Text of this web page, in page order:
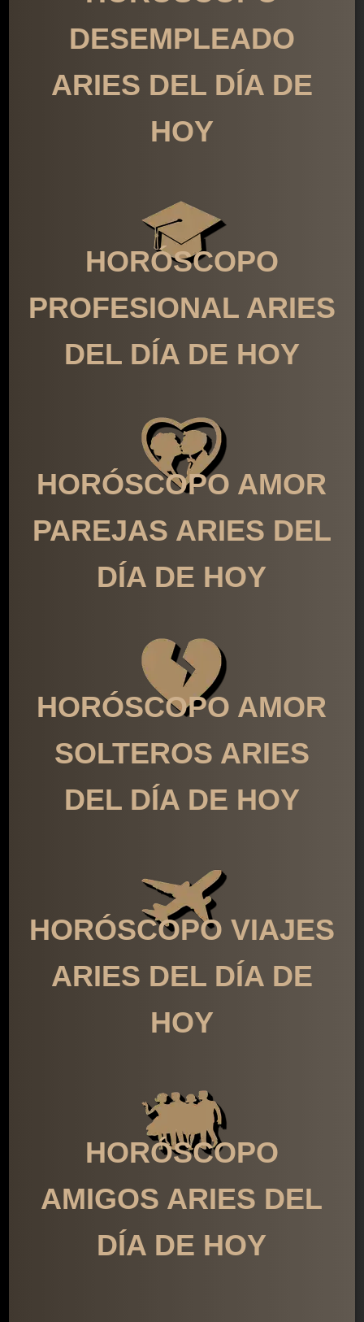
DESEMPLEADO
ARIES DEL DÍA DE
HOY
HORÓSCOPO
PROFESIONAL ARIES
DEL DÍA DE HOY
HORÓSCOPO AMOR
PAREJAS ARIES DEL
DÍA DE HOY
HORÓSCOPO AMOR
SOLTEROS ARIES
DEL DÍA DE HOY
HORÓSCOPO VIAJES
ARIES DEL DÍA DE
HOY
HORÓSCOPO
AMIGOS ARIES DEL
DÍA DE HOY